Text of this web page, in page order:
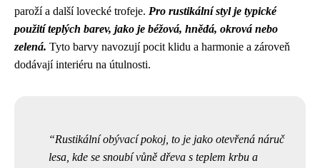
paroží a další lovecké trofeje. Pro rustikální styl je typické
použití teplých barev, jako je béžová, hnědá, okrová nebo
zelená. Tyto barvy navozují pocit klidu a harmonie a zároveň
dodávají interiéru na útulnosti.
Rustikální obývací pokoj, to je jako otevřená náruč
lesa, kde se snoubí vůně dřeva s teplem krbu a